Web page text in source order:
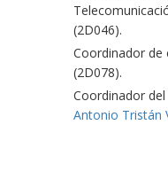
(2D046).
Coordinador de
(2D078).
Coordinador
Antonio Tristán